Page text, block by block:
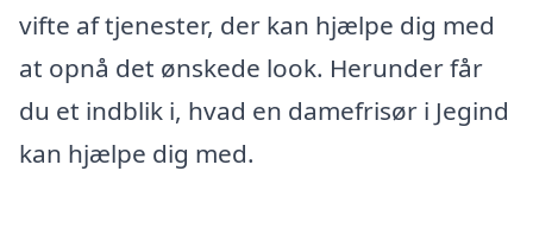
vifte af tjenester, der kan hjælpe dig med
at opnå det ønskede look. Herunder får
du et indblik i, hvad en damefrisør i Jegind
kan hjælpe dig med.